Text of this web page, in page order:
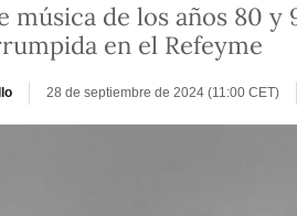
música de los años 80
en el Refeyme
28 de septiembre de 2024 (11:00 CET)